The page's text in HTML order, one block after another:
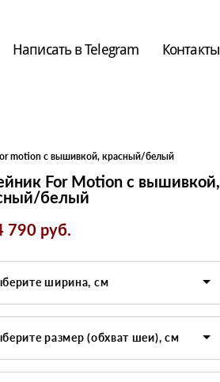
Написать в Telegram Контакты
Написать в Telegram Контакты
motion с вышивкой, красный/белый
For Motion с вышивкой,
белый
790 pуб.
ширина, см
размер (обхват шеи), см